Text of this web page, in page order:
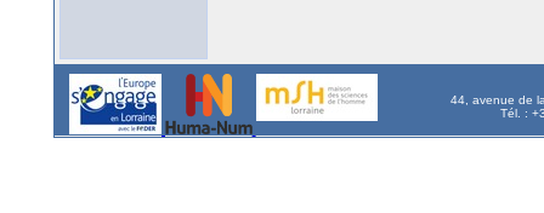
44, avenue de
Tél. :